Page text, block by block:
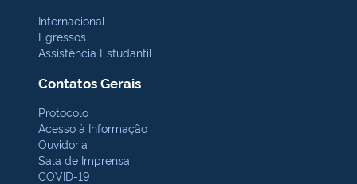
Internacional
Egressos
Assistência Estudantil
Contatos Gerais
Protocolo
Acesso à Informação
Ouvidoria
Sala de Imprensa
COVID-19